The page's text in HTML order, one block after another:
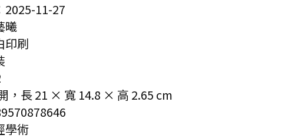
2025-11-27
曦
印刷
，長 21 × 寬 14.8 × 高 2.65 cm
學術